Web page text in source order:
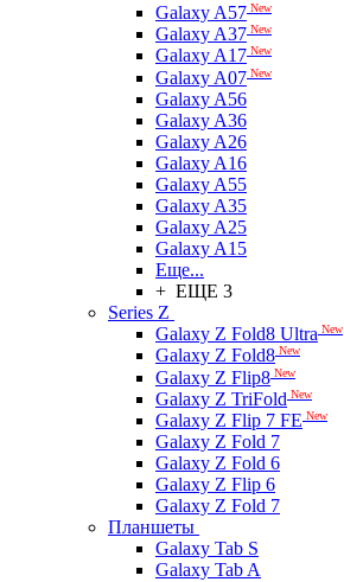
Galaxy A57 New
Galaxy A37 New
Galaxy A17 New
Galaxy A07 New
Galaxy A56
Galaxy A36
Galaxy A26
Galaxy A16
Galaxy A55
Galaxy A35
Galaxy A25
Galaxy A15
Еще...
+ ЕЩЕ 3
Series Z
Galaxy Z Fold8 Ultra New
Galaxy Z Fold8 New
Galaxy Z Flip8 New
Galaxy Z TriFold New
Galaxy Z Flip 7 FE New
Galaxy Z Fold 7
Galaxy Z Fold 6
Galaxy Z Flip 6
Galaxy Z Fold 7
Планшеты
Galaxy Tab S
Galaxy Tab A